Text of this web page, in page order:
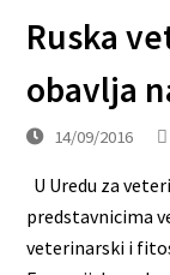
Ruska
obavlja
14/09/2016
U Uredu za
predstavnicima
veterinarski i